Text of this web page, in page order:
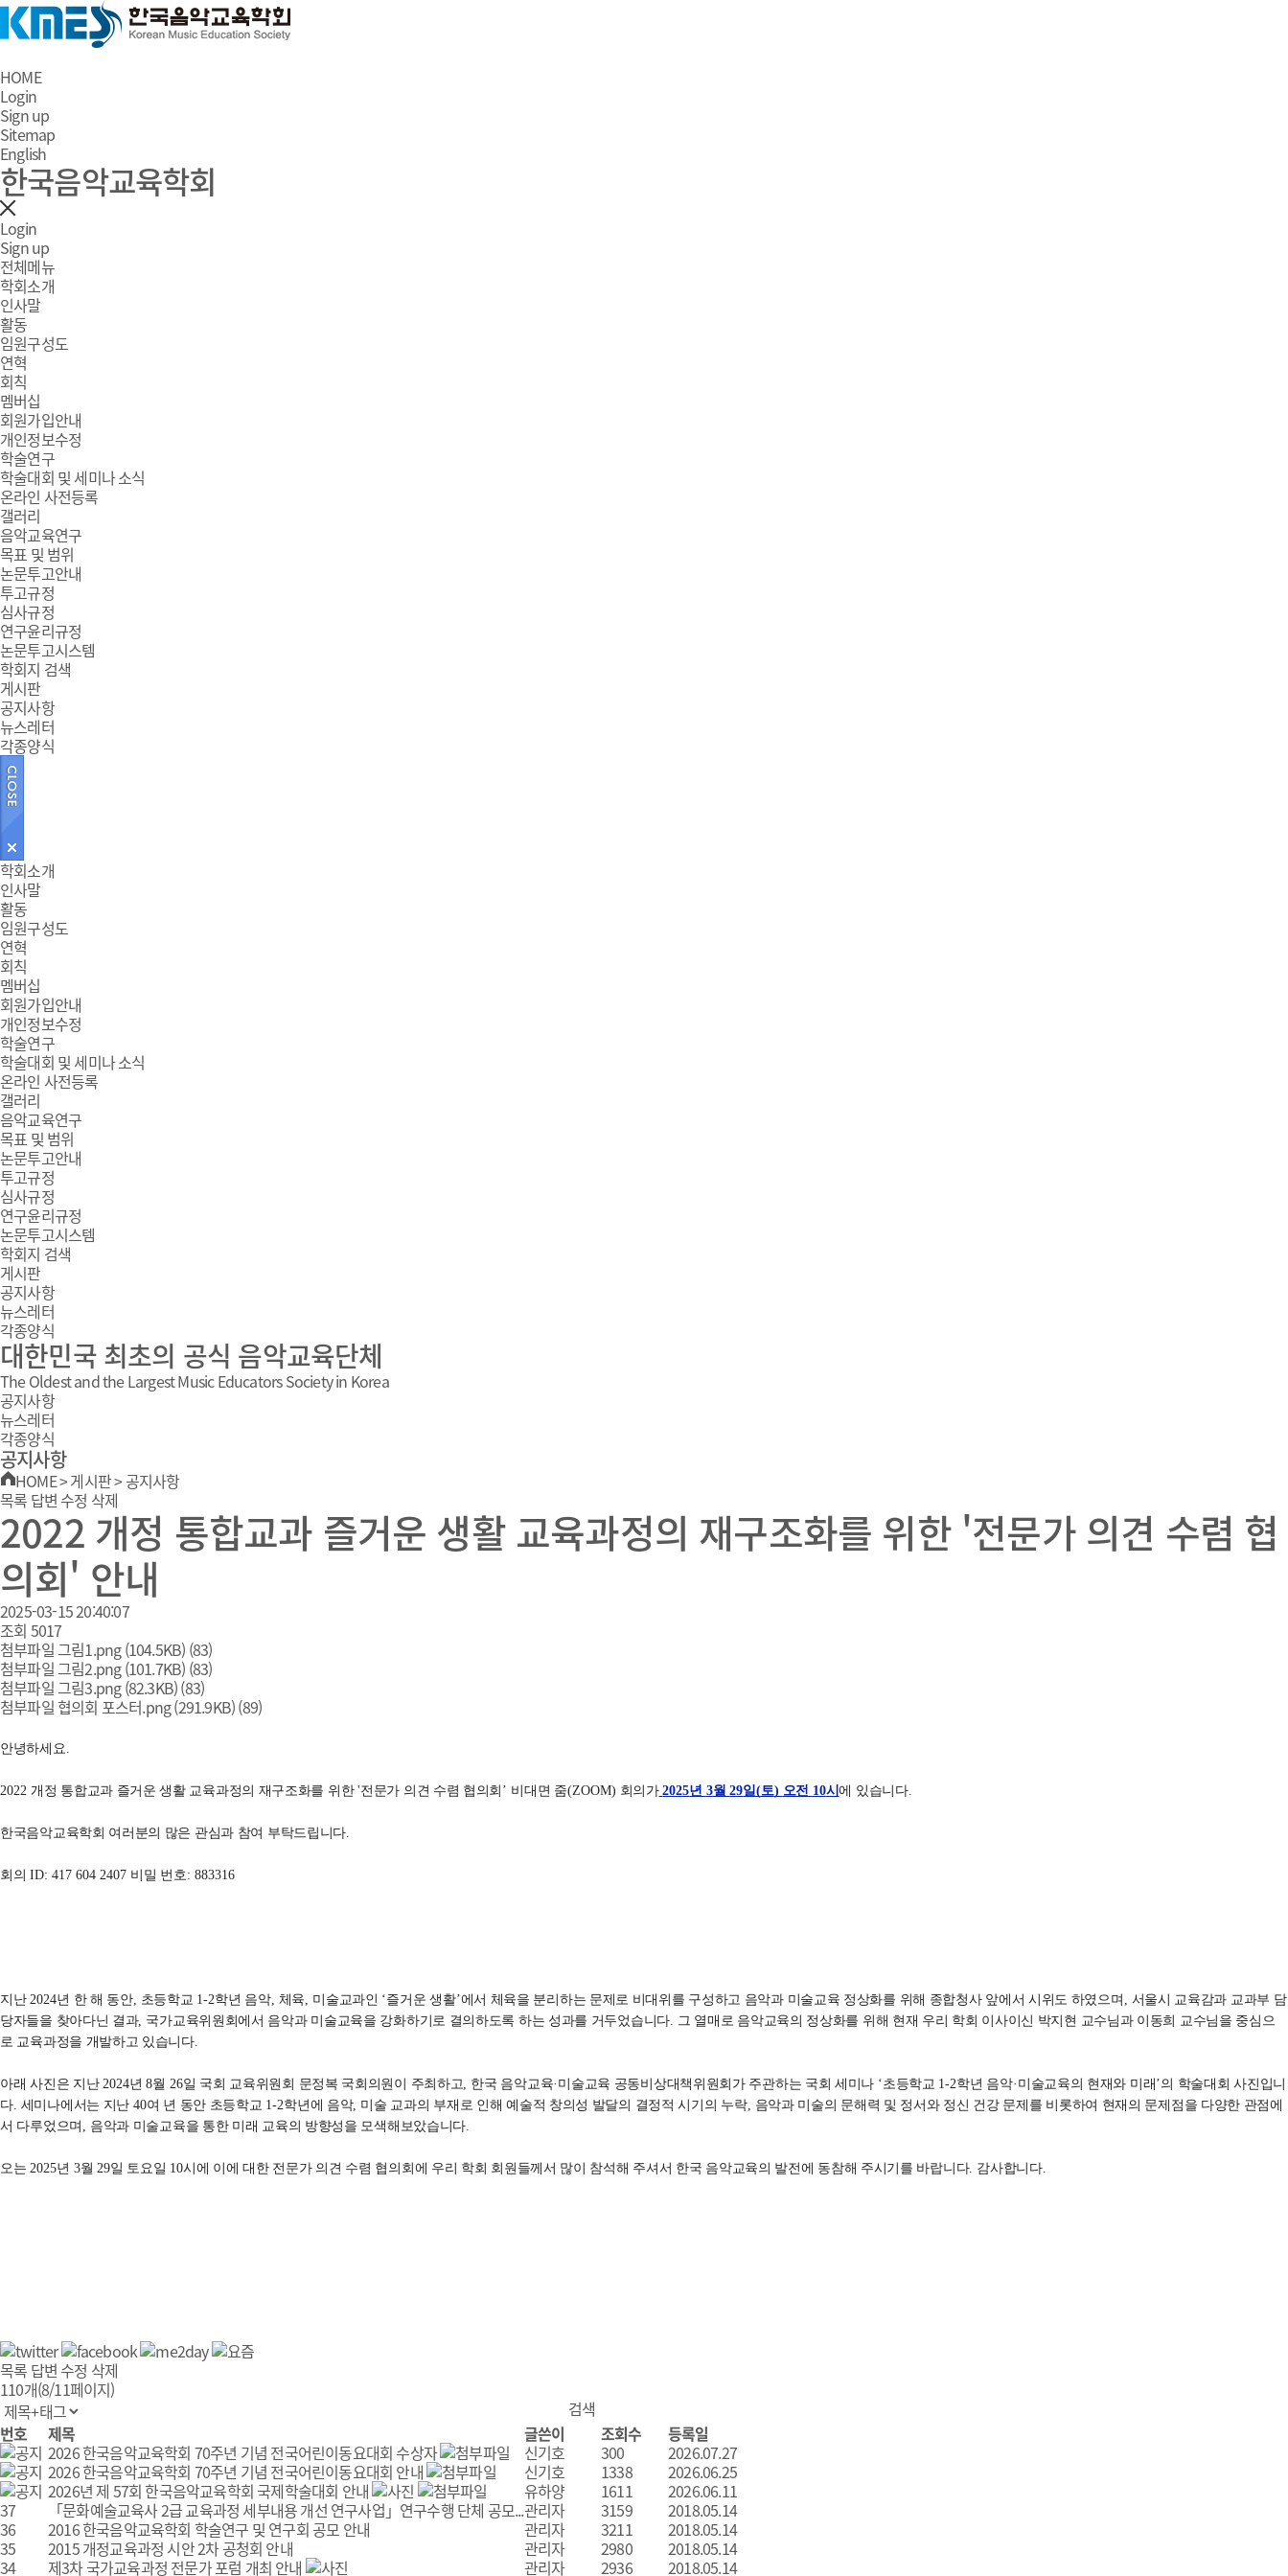
HOME
Login
Sign up
Sitemap
English
한국음악교육학회
Login
Sign up
전체메뉴
학회소개
인사말
활동
임원구성도
연혁
회칙
멤버십
회원가입안내
개인정보수정
학술연구
학술대회 및 세미나 소식
온라인 사전등록
갤러리
음악교육연구
목표 및 범위
논문투고안내
투고규정
심사규정
연구윤리규정
논문투고시스템
학회지 검색
게시판
공지사항
뉴스레터
각종양식
주
메
뉴
학회소개
인사말
활동
임원구성도
연혁
회칙
멤버십
회원가입안내
개인정보수정
학술연구
학술대회 및 세미나 소식
온라인 사전등록
갤러리
음악교육연구
목표 및 범위
논문투고안내
투고규정
심사규정
연구윤리규정
논문투고시스템
학회지 검색
게시판
공지사항
뉴스레터
각종양식
대한민국 최초의 공식 음악교육단체
The Oldest and the Largest Music Educators Society in Korea
공지사항
뉴스레터
각종양식
공지사항
HOME>게시판>공지사항
목록 답변 수정 삭제
2022 개정 통합교과 즐거운 생활 교육과정의 재구조화를 위한 '전문가 의견 수렴 협
의회' 안내
2025-03-15 20:40:07
조회 5017
첨부파일 그림1.png(104.5KB) (83)
첨부파일 그림2.png(101.7KB) (83)
첨부파일 그림3.png(82.3KB)(83)
첨부파일 협의회 포스터.png(291.9KB)(89)
안녕하세요.
2022 개정 통합교과 즐거운 생활 교육과정의 재구조화를 위한 '전문가 의견 수렴 협의회 ’ 비대면 줌(ZOOM) 회의가 2025년 3월29일(토) 오전 10시에 있습니다.
한국음악교육학회 여러분의 많은 관심과 참여 부탁드립니다.
회의ID: 417 604 2407 비밀 번호: 883316
지난2024년 한 해 동안, 초등학교 1-2학년 음악, 체육, 미술교과인 ‘즐거운 생활’에서 체육을 분리하는 문제로 비대위를 구성하고 음악과 미술교육 정상화를 위해 종합청사 앞에서 시위도 하였으며 , 서울시 교육감과 교과부 담
당자들을 찾아다닌 결과, 국가교육위원회에서 음악과 미술교육을 강화하기로 결의하도록 하는 성과를 거두었습니다. 그 열매로 음악교육의 정상화를 위해 현재 우리 학회 이사이신 박지현 교수님과 이동희 교수님을 중심으
로 교육과정을 개발하고 있습니다.
아래 사진은 지난 2024년8월 26일 국회 교육위원회 문정복 국회의원이 주최하고, 한국 음악교육· 미술교육 공동비상대책위원회가 주관하는 국회 세미나 ‘초등학교 1-2학년 음악· 미술교육의 현재와 미래 ’의 학술대회 사진입니
다. 세미나에서는 지난 40여 년 동안 초등학교 1-2학년에 음악, 미술 교과의 부재로 인해 예술적 창의성 발달의 결정적 시기의 누락, 음악과 미술의 문해력 및 정서와 정신 건강 문제를 비롯하여 현재의 문제점을 다양한 관점에
서 다루었으며 , 음악과 미술교육을 통한 미래 교육의 방향성을 모색해보았습니다.
오는2025년 3월 29일 토요일 10시에 이에 대한 전문가 의견 수렴 협의회에 우리 학회 회원들께서 많이 참석해 주셔서 한국 음악교육의 발전에 동참해 주시기를 바랍니다. 감사합니다.
목록 답변 수정 삭제
110개(8/11페이지)
번호
제목 글쓴이 조회수
등록일
2026 한국음악교육학회 70주년 기념 전국어린이동요대회 수상자
신기호 300
2026.07.27
2026 한국음악교육학회 70주년 기념 전국어린이동요대회 안내
신기호 1338
2026.06.25
2026년 제 57회 한국음악교육학회 국제학술대회 안내
유하양 1611
2026.06.11
37
「문화예술교육사 2급 교육과정 세부내용 개선 연구사업」연구수행 단체 공모...관리자 3159
2018.05.14
36
2016 한국음악교육학회 학술연구 및 연구회 공모 안내 관리자 3211
2018.05.14
35
2015 개정교육과정 시안 2차 공청회 안내 관리자 2980
2018.05.14
34
제3차 국가교육과정 전문가 포럼 개최 안내 관리자 2936
2018.05.14